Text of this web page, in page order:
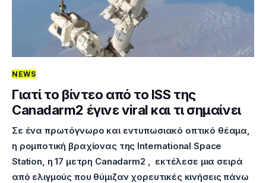
NEWS
Γιατί το βίντεο από το ISS της
Canadarm2 έγινε viral και τι σημαίνει
Σε ένα πρωτόγνωρο και εντυπωσιακό οπτικό θέαμα,
η ρομποτική βραχίονας της International Space
Station, η 17 μετρη Canadarm2 , εκτέλεσε μια σειρά
από ελιγμούς που θύμιζαν χορευτικές κινήσεις πάνω